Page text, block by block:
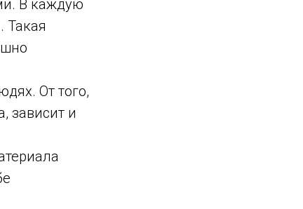
В каждую
Такая
От того,
зависит и